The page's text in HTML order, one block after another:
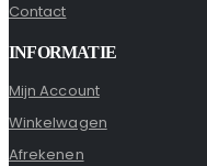
Contact
INFORMATIE
Mijn Account
Winkelwagen
Afrekenen